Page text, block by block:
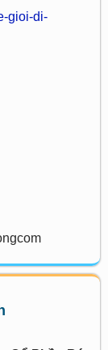
gioi-di-